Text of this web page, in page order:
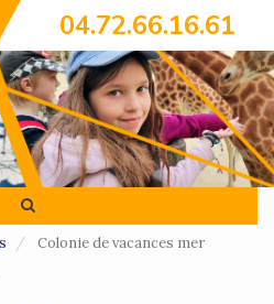
04.72.66.16.61
Colonie de vacances mer